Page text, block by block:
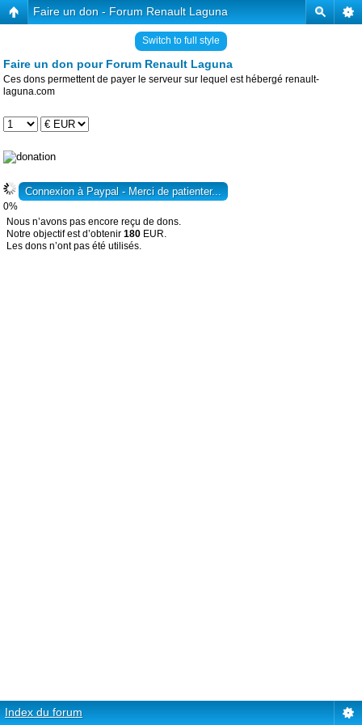
Faire un don - Forum Renault Laguna
Switch to full style
Faire un don pour Forum Renault Laguna
Ces dons permettent de payer le serveur sur lequel est hébergé renault-
laguna.com
0%
Nous n’avons pas encore reçu de dons.
Notre objectif est d’obtenir 180 EUR.
Les dons n’ont pas été utilisés.
Index du forum